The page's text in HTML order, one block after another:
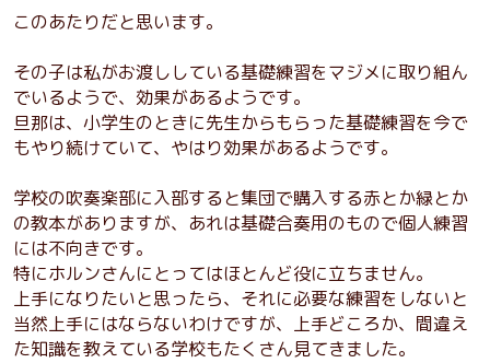
このあたりだと思います。
その子は私がお渡ししている基礎練習をマジメに取り組ん
でいるようで、効果があるようです。
旦那は、小学生のときに先生からもらった基礎練習を今で
もやり続けていて、やはり効果があるようです。
学校の吹奏楽部に入部すると集団で購入する赤とか緑とか
の教本がありますが、あれは基礎合奏用のもので個人練習
には不向きです。
特にホルンさんにとってはほとんど役に立ちません。
上手になりたいと思ったら、それに必要な練習をしないと
当然上手にはならないわけですが、上手どころか、間違え
た知識を教えている学校もたくさん見てきました。